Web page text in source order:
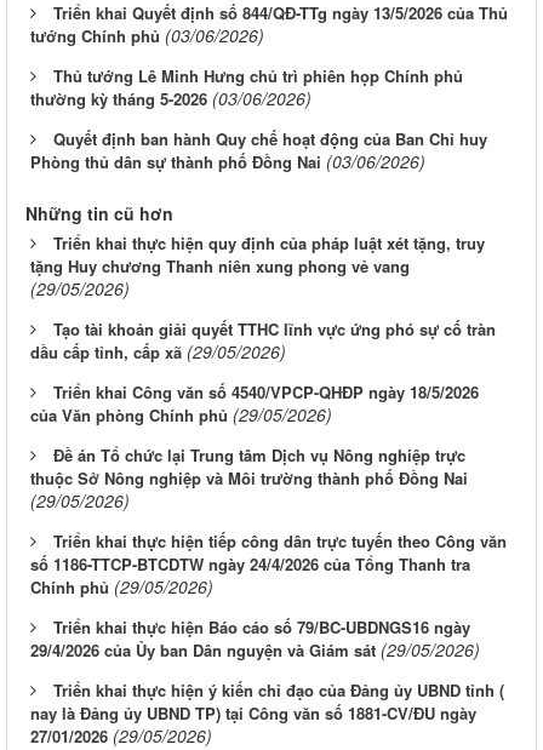
Triển khai Quyết định số 844/QĐ-TTg ngày 13/5/2026 của Thủ
tướng Chính phủ (03/06/2026)
Thủ tướng Lê Minh Hưng chủ trì phiên họp Chính phủ
thường kỳ tháng 5-2026 (03/06/2026)
Quyết định ban hành Quy chế hoạt động của Ban Chỉ huy
Phòng thủ dân sự thành phố Đồng Nai (03/06/2026)
Những tin cũ hơn
Triển khai thực hiện quy định của pháp luật xét tặng, truy
tặng Huy chương Thanh niên xung phong vẻ vang
(29/05/2026)
Tạo tài khoản giải quyết TTHC lĩnh vực ứng phó sự cố tràn
dầu cấp tỉnh, cấp xã (29/05/2026)
Triển khai Công văn số 4540/VPCP-QHĐP ngày 18/5/2026
của Văn phòng Chính phủ (29/05/2026)
Đề án Tổ chức lại Trung tâm Dịch vụ Nông nghiệp trực
thuộc Sở Nông nghiệp và Môi trường thành phố Đồng Nai
(29/05/2026)
Triển khai thực hiện tiếp công dân trực tuyến theo Công văn
số 1186-TTCP-BTCDTW ngày 24/4/2026 của Tổng Thanh tra
Chính phủ (29/05/2026)
Triển khai thực hiện Báo cáo số 79/BC-UBDNGS16 ngày
29/4/2026 của Ủy ban Dân nguyện và Giám sát (29/05/2026)
Triển khai thực hiện ý kiến chỉ đạo của Đảng ủy UBND tỉnh (
nay là Đảng ủy UBND TP) tại Công văn số 1881-CV/ĐU ngày
27/01/2026 (29/05/2026)